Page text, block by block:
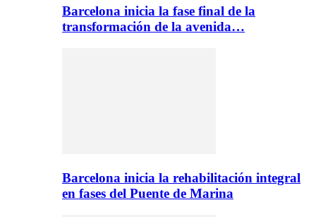
Barcelona inicia la fase final de la
transformación de la avenida…
Barcelona inicia la rehabilitación integral
en fases del Puente de Marina